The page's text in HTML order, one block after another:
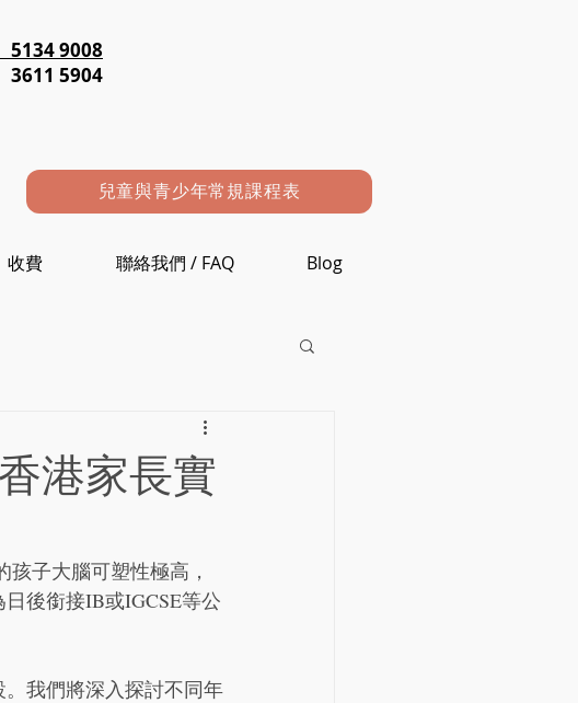
5134 9008
3611 5904
兒童與青少年常規課程表
收費 聯絡我們 / FAQ Blog
港家長實
孩子大腦可塑性極高，
後銜接IB或IGCSE等公
我們將深入探討不同年